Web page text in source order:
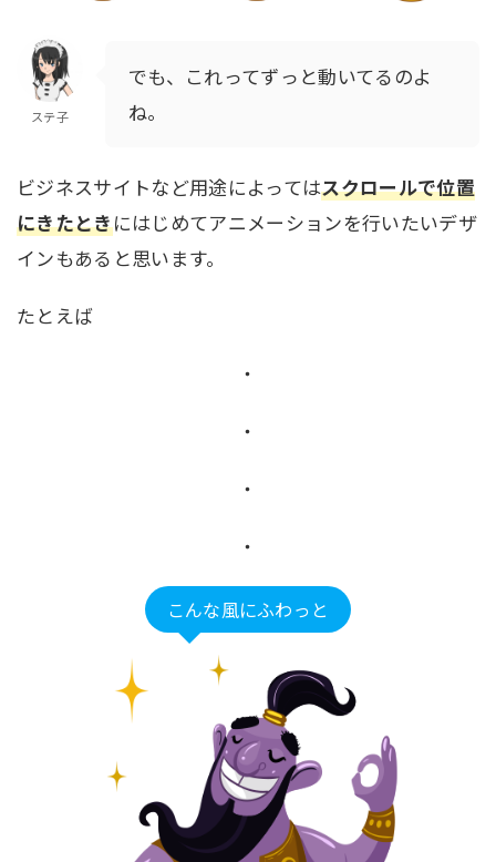
ステ子
でも、これってずっと動いてるのよ
ね。
ビジネスサイトなど用途によってはスクロールで位置
にきたときにはじめてアニメーションを行いたいデザ
インもあると思います。
たとえば
・
・
・
・
こんな風にふわっと